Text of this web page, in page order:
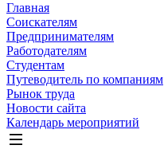
Главная
Соискателям
Предпринимателям
Работодателям
Студентам
Путеводитель по компаниям
Рынок труда
Новости сайта
Календарь мероприятий